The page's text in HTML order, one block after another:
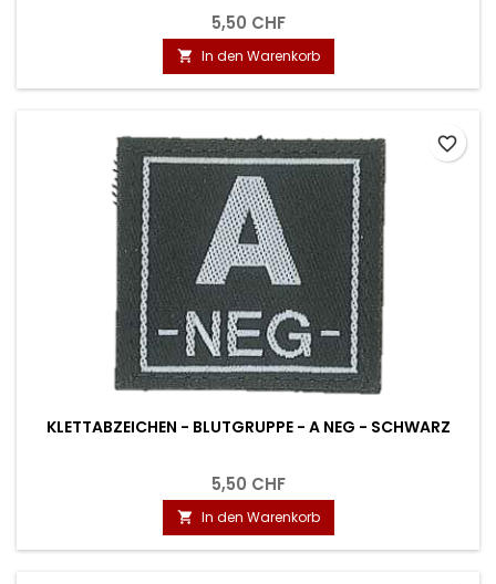
5,50 CHF
 In den Warenkorb
KLETTABZEICHEN - BLUTGRUPPE - A NEG - SCHWARZ
5,50 CHF
 In den Warenkorb
favorite_border